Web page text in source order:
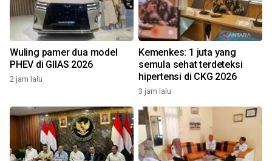
Wuling pamer dua model
PHEV di GIIAS 2026
2 jam lalu
Kemenkes: 1 juta yang
semula sehat terdeteksi
hipertensi di CKG 2026
3 jam lalu